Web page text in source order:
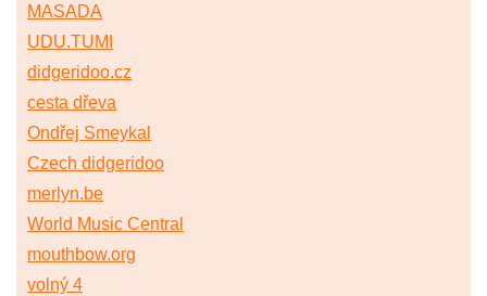
MASADA
UDU.TUMI
didgeridoo.cz
cesta dřeva
Ondřej Smeykal
Czech didgeridoo
merlyn.be
World Music Central
mouthbow.org
volný 4